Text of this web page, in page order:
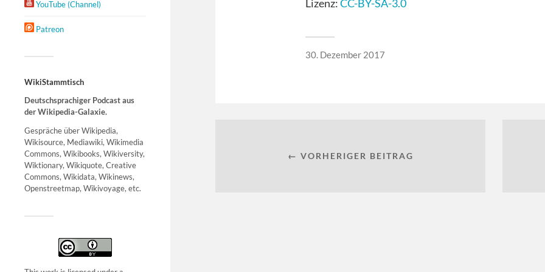
YouTube (Channel)
Patreon
WikiStammtisch
Deutschsprachiger Podcast aus
der Wikipedia-Galaxie.
Gespräche über Wikipedia,
Wikisource, Mediawiki, Wikimedia
Commons, Wikibooks, Wikiversity,
Wiktionary, Wikiquote, Creative
Commons, Wikidata, Wikinews,
Openstreetmap, Wikivoyage, etc.
Lizenz:CC-BY-SA-3.0
30. Dezember 2017
← VORHERIGER BEITRAG